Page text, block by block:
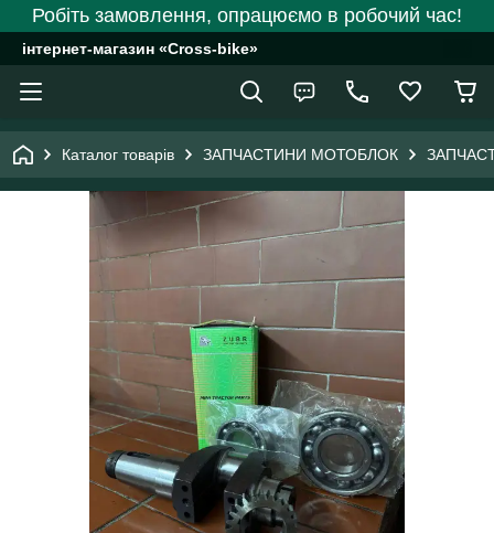
Робіть замовлення, опрацюємо в робочий час!
інтернет-магазин «Cross-bike»
Каталог товарів ЗАПЧАСТИНИ МОТОБЛОК